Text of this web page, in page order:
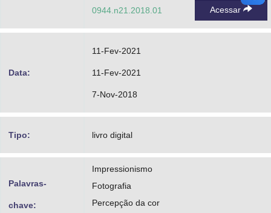
0944.n21.2018.01 Acessar
Data:
11-Fev-2021
11-Fev-2021
7-Nov-2018
Tipo: livro digital
Palavras-
chave:
Impressionismo
Fotografia
Percepção da cor